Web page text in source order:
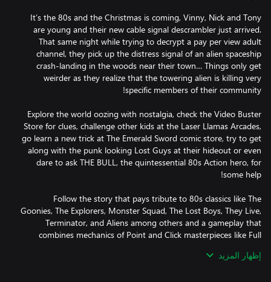
It’s the 80s and the Christmas is coming, Vinny, Nick and Tony
are young and their new cable signal descrambler just arrived.
That same night while trying to decrypt a pay per view adult
channel, they pick up the distress signal of an alien spaceship
crash-landing in the woods near their town… Things only get
weirder as they realize that the towering alien is killing very
Explore the world oozing with nostalgia, check the Video Buster
Store for clues, challenge other kids at the Laser Llamas Arcades,
go learn a new trick at The Emerald Sword comic store, try to get
along with the punk looking Lost Guys at their hideout or even
dare to ask THE BULL, the quintessential 80s Action hero, for
Follow the story that pays tribute to 80s classics like The
Goonies, The Explorers, Monster Squad, The Lost Boys, They Live,
Terminator, and Aliens among others and a gameplay that
combines mechanics of Point and Click masterpieces like Full
إظهار المزيد